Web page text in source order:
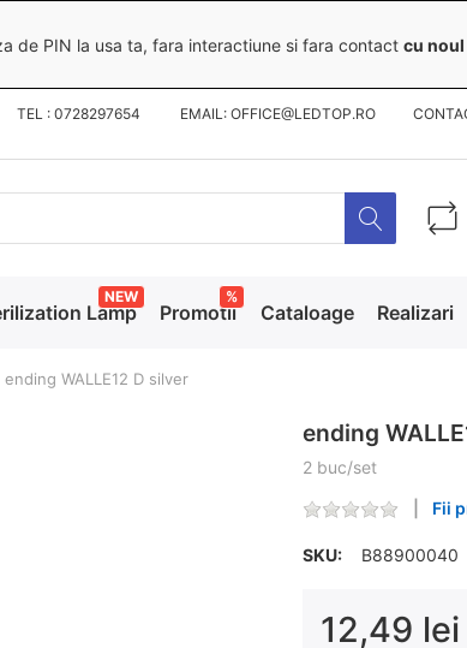
de PIN la usa ta, fara interactiune si fara contact cu
TEL : 0728297654 EMAIL: OFFICE@LEDTOP.RO
Lamp
NEW
Promotii
%
Cataloage Realizari
ending WALLE12 D silver
ending
2 buc/set
Fii
SKU: B88900040
12,49 lei